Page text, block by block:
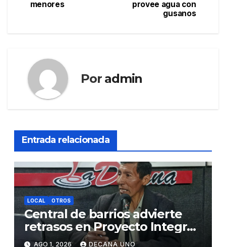
provee agua con
gusanos
menores
Por admin
Entrada relacionada
LOCAL OTROS
Central de barrios advierte
retrasos en Proyecto Integral
de Agua y Alcantarillado para
AGO 1, 2026 DECANA UNO